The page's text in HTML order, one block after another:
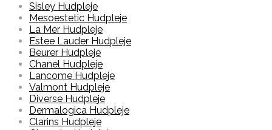
Sisley Hudpleje
Mesoestetic Hudpleje
La Mer Hudpleje
Estee Lauder Hudpleje
Beurer Hudpleje
Chanel Hudpleje
Lancome Hudpleje
Valmont Hudpleje
Diverse Hudpleje
Dermalogica Hudpleje
Clarins Hudpleje